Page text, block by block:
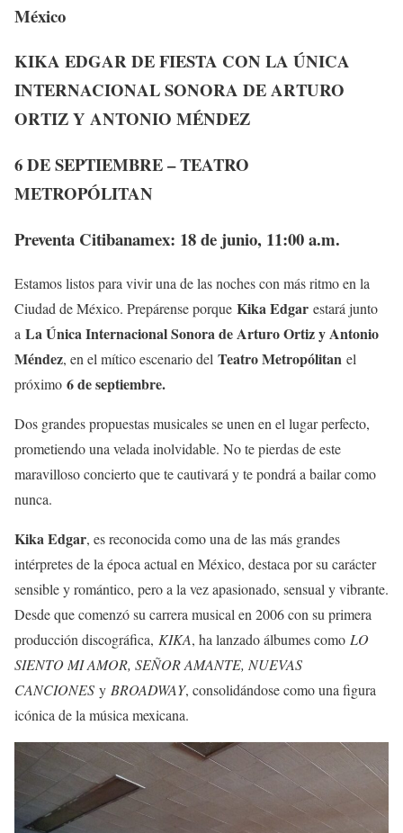
México
KIKA EDGAR DE FIESTA CON LA ÚNICA
INTERNACIONAL SONORA DE ARTURO
ORTIZ Y ANTONIO MÉNDEZ
6 DE SEPTIEMBRE – TEATRO
METROPÓLITAN
Preventa Citibanamex: 18 de junio, 11:00 a.m.
Estamos listos para vivir una de las noches con más ritmo en la
Ciudad de México. Prepárense porque Kika Edgar estará junto
a La Única Internacional Sonora de Arturo Ortiz y Antonio
Méndez, en el mítico escenario del Teatro Metropólitan el
próximo 6 de septiembre.
Dos grandes propuestas musicales se unen en el lugar perfecto,
prometiendo una velada inolvidable. No te pierdas de este
maravilloso concierto que te cautivará y te pondrá a bailar como
nunca.
Kika Edgar, es reconocida como una de las más grandes
intérpretes de la época actual en México, destaca por su carácter
sensible y romántico, pero a la vez apasionado, sensual y vibrante.
Desde que comenzó su carrera musical en 2006 con su primera
producción discográfica, KIKA, ha lanzado álbumes como LO
SIENTO MI AMOR, SEÑOR AMANTE, NUEVAS
CANCIONES y BROADWAY, consolidándose como una figura
icónica de la música mexicana.